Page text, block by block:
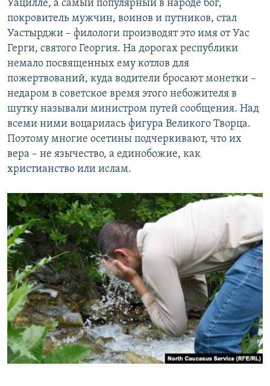
Уацилле, а самый популярный в народе бог,
покровитель мужчин, воинов и путников, стал
Уастырджи – филологи производят это имя от Уас
Герги, святого Георгия. На дорогах республики
немало посвященных ему котлов для
пожертвований, куда водители бросают монетки –
недаром в советское время этого небожителя в
шутку называли министром путей сообщения. Над
всеми ними воцарилась фигура Великого Творца.
Поэтому многие осетины подчеркивают, что их
вера – не язычество, а единобожие, как
христианство или ислам.